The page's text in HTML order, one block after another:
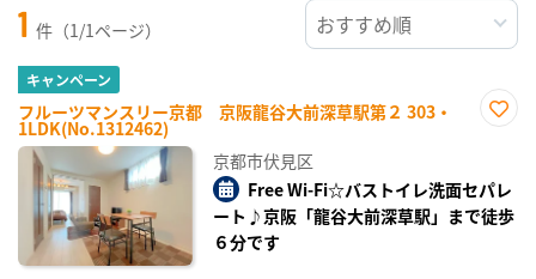
1 件（1/1ページ）
キャンペーン
フルーツマンスリー京都 京阪龍谷大前深草駅第２ 303・
1LDK(No.1312462)
録
京都市伏見区
Free Wi-Fi☆バストイレ洗面セパレ
ート♪京阪「龍谷大前深草駅」まで徒歩
６分です